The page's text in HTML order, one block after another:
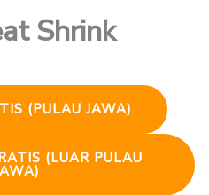
Shrink
(PULAU JAWA)
(LUAR PULAU